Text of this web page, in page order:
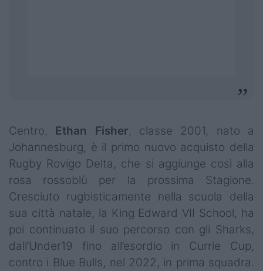
Centro, Ethan Fisher, classe 2001, nato a
Johannesburg, è il primo nuovo acquisto della
Rugby Rovigo Delta, che si aggiunge così alla
rosa rossoblù per la prossima Stagione.
Cresciuto rugbisticamente nella scuola della
sua città natale, la King Edward VII School, ha
poi continuato il suo percorso con gli Sharks,
dall’Under19 fino all’esordio in Currie Cup,
contro i Blue Bulls, nel 2022, in prima squadra.